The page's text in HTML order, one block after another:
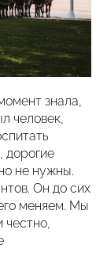
знала,
человек,
дорогие
не нужны.
Он до сих
меняем. Мы
честно,